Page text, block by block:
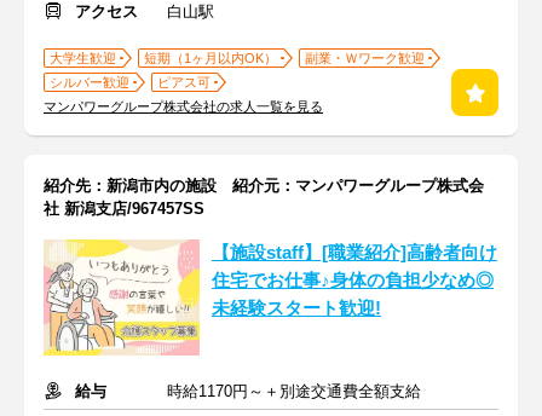
アクセス
白山駅
大学生歓迎 短期（1ヶ月以内OK）
副業・Ｗワーク歓迎
シルバー歓迎
ピアス可
マンパワーグループ株式会社の求人一覧を見る
紹介先：新潟市内の施設 紹介元：マンパワーグループ株式会
社 新潟支店/967457SS
【施設staff】[職業紹介]高齢者向け
住宅でお仕事♪身体の負担少なめ◎
未経験スタート歓迎!
給与
時給1170円～＋別途交通費全額支給